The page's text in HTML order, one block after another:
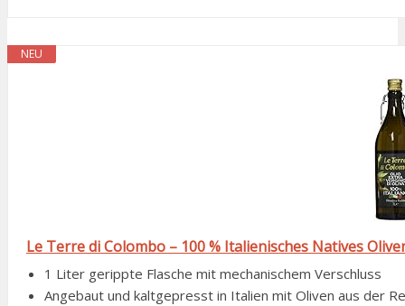
NEU
Le Terre di Colombo – 100 % Italienisches Natives
1 Liter gerippte Flasche mit mechanischem Verschluss
Angebaut und kaltgepresst in Italien mit Oliven aus der